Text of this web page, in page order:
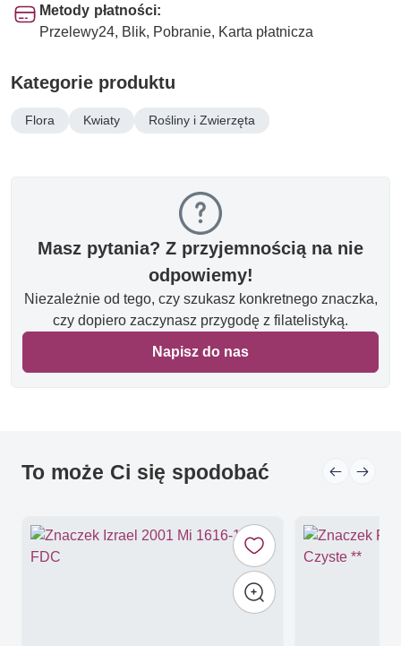
Metody płatności:
Przelewy24, Blik, Pobranie, Karta płatnicza
Kategorie produktu
Flora Kwiaty Rośliny i Zwierzęta
Masz pytania? Z przyjemnością na nie
odpowiemy!
Niezależnie od tego, czy szukasz konkretnego znaczka,
czy dopiero zaczynasz przygodę z filatelistyką.
Napisz do nas
To może Ci się spodobać